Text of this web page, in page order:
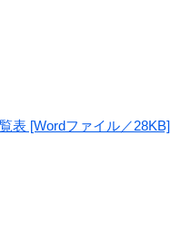
表 [Wordファイル／28KB]